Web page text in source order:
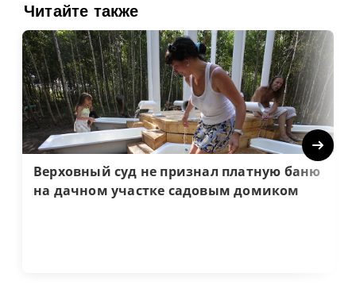
Читайте также
Верховный суд не признал платную баню
на дачном участке садовым домиком
Next